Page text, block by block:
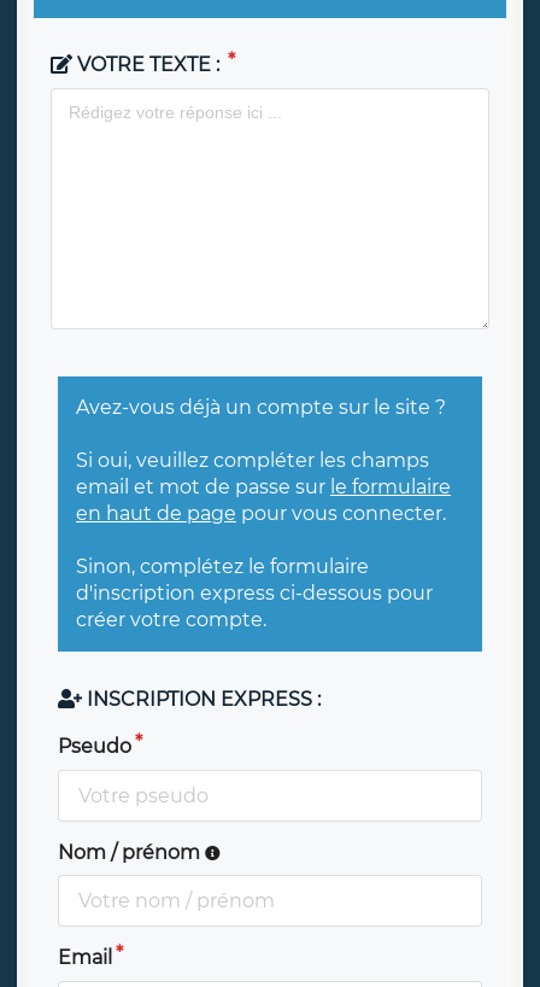
VOTRE TEXTE :
Avez-vous déjà un compte sur le site ?
Si oui, veuillez compléter les champs
email et mot de passe sur le formulaire
en haut de page pour vous connecter.
Sinon, complétez le formulaire
d'inscription express ci-dessous pour
créer votre compte.
INSCRIPTION EXPRESS :
Pseudo
Nom / prénom
Email